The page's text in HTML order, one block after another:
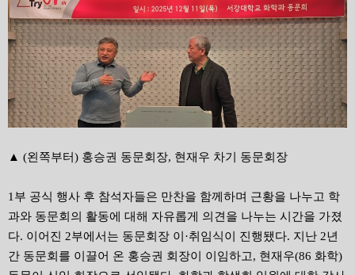
▲ (왼쪽부터) 홍승권 동문회장, 현재우 차기 동문회장
1부 공식 행사 후 참석자들은 만찬을 함께하며 근황을 나누고 학
과와 동문회의 활동에 대해 자유롭게 의견을 나누는 시간을 가졌
다. 이어진 2부에서는 동문회장 이·취임식이 진행됐다. 지난 2년
간 동문회를 이끌어 온 홍승권 회장이 이임하고, 현재우(86 화학)